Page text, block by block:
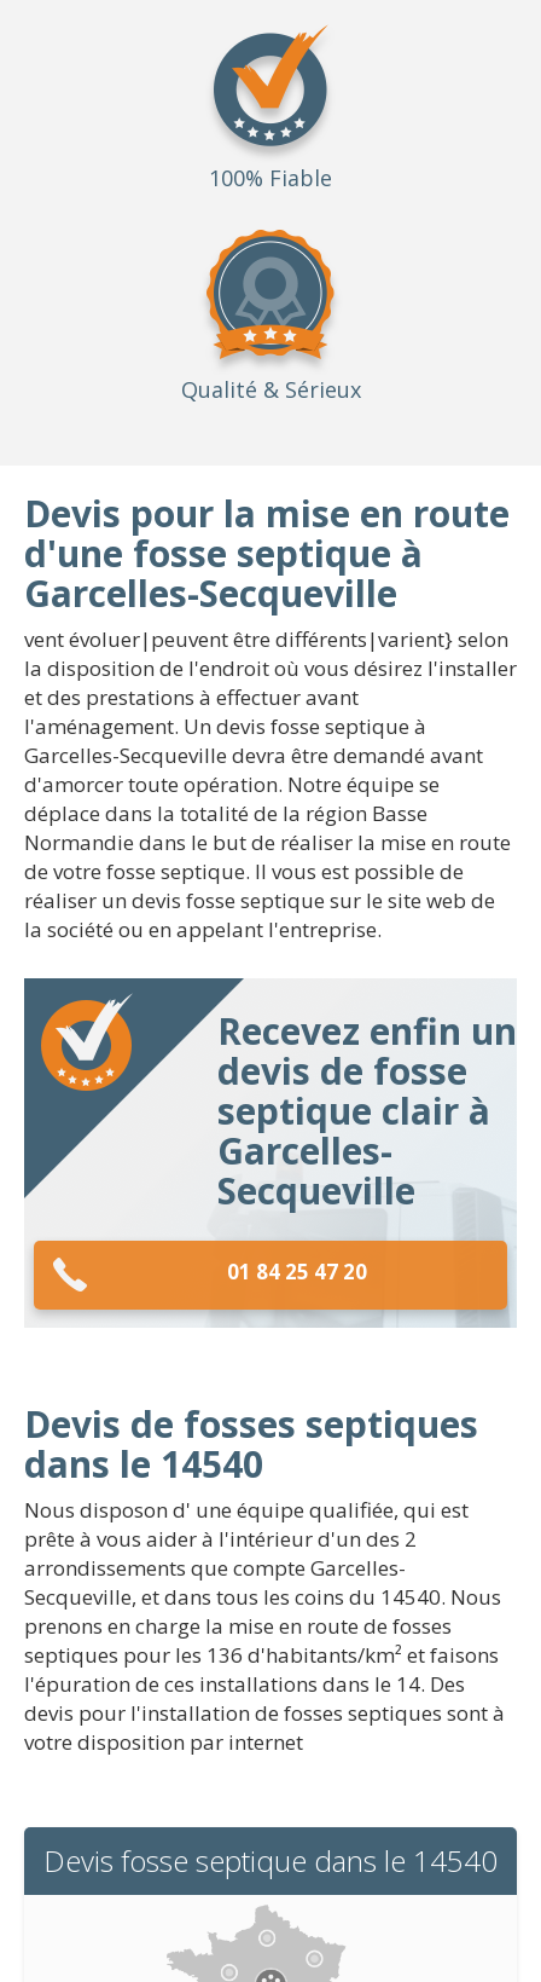
100% Fiable
Qualité & Sérieux
Devis pour la mise en route
d'une fosse septique à
Garcelles-Secqueville
vent évoluer|peuvent être différents|varient} selon
la disposition de l'endroit où vous désirez l'installer
et des prestations à effectuer avant
l'aménagement. Un devis fosse septique à
Garcelles-Secqueville devra être demandé avant
d'amorcer toute opération. Notre équipe se
déplace dans la totalité de la région Basse
Normandie dans le but de réaliser la mise en route
de votre fosse septique. Il vous est possible de
réaliser un devis fosse septique sur le site web de
la société ou en appelant l'entreprise.
Recevez enfin un
devis de fosse
septique clair à
Garcelles-
Secqueville
01 84 25 47 20
Devis de fosses septiques
dans le 14540
Nous disposon d' une équipe qualifiée, qui est
prête à vous aider à l'intérieur d'un des 2
arrondissements que compte Garcelles-
Secqueville, et dans tous les coins du 14540. Nous
prenons en charge la mise en route de fosses
septiques pour les 136 d'habitants/km² et faisons
l'épuration de ces installations dans le 14. Des
devis pour l'installation de fosses septiques sont à
votre disposition par internet
Devis fosse septique dans le 14540